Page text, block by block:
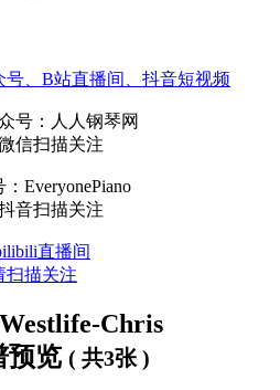
号、B站直播间、抖音短视频
号：人人钢琴网
信扫描关注
EveryonePiano
音扫描关注
直播间
扫描关注
Chris
预览 ( 共3张 )